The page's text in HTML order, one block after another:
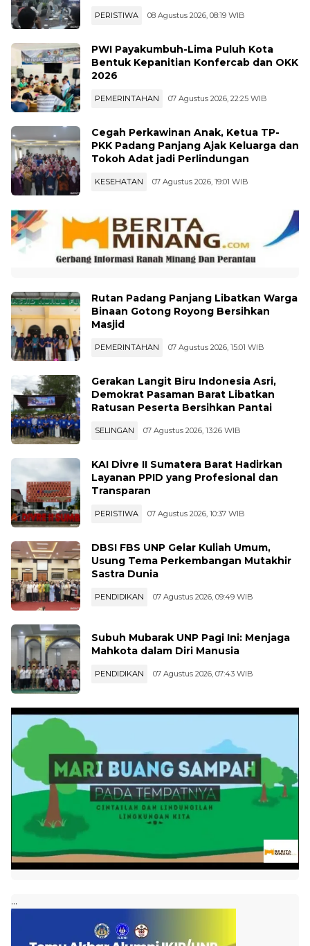
PERISTIWA 08 Agustus 2026, 08:19 WIB
PWI Payakumbuh-Lima Puluh Kota
Bentuk Kepanitian Konfercab dan OKK
2026
PEMERINTAHAN 07 Agustus 2026, 22:25 WIB
Cegah Perkawinan Anak, Ketua TP-
PKK Padang Panjang Ajak Keluarga dan
Tokoh Adat jadi Perlindungan
KESEHATAN 07 Agustus 2026, 19:01 WIB
Rutan Padang Panjang Libatkan Warga
Binaan Gotong Royong Bersihkan
Masjid
PEMERINTAHAN 07 Agustus 2026, 15:01 WIB
Gerakan Langit Biru Indonesia Asri,
Demokrat Pasaman Barat Libatkan
Ratusan Peserta Bersihkan Pantai
SELINGAN 07 Agustus 2026, 13:26 WIB
KAI Divre II Sumatera Barat Hadirkan
Layanan PPID yang Profesional dan
Transparan
PERISTIWA 07 Agustus 2026, 10:37 WIB
DBSI FBS UNP Gelar Kuliah Umum,
Usung Tema Perkembangan Mutakhir
Sastra Dunia
PENDIDIKAN 07 Agustus 2026, 09:49 WIB
Subuh Mubarak UNP Pagi Ini: Menjaga
Mahkota dalam Diri Manusia
PENDIDIKAN 07 Agustus 2026, 07:43 WIB
...